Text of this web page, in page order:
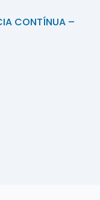
CONTÍNUA –